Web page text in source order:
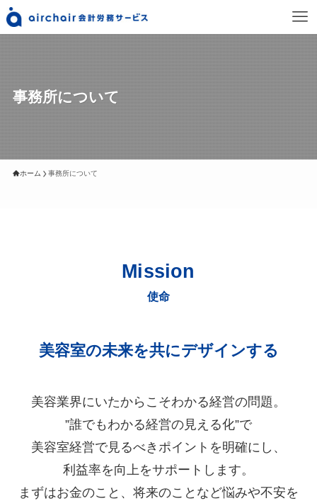
事務所について
ホーム 事務所について
Mission
使命
美容室の未来を共にデザインする
美容業界にいたからこそわかる経営の問題。
”誰でもわかる経営の見える化”で
美容室経営で見るべきポイントを明確にし、
利益率を向上をサポートします。
まずはお金のこと、将来のことなど悩みや不安を